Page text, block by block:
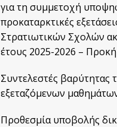
για τη συμμετοχή
προκαταρκτικές
Στρατιωτικών Σχολών
έτους 2025-2026 –
Συντελεστές βαρύτητας
εξεταζόμενων
Προθεσμία υποβολής